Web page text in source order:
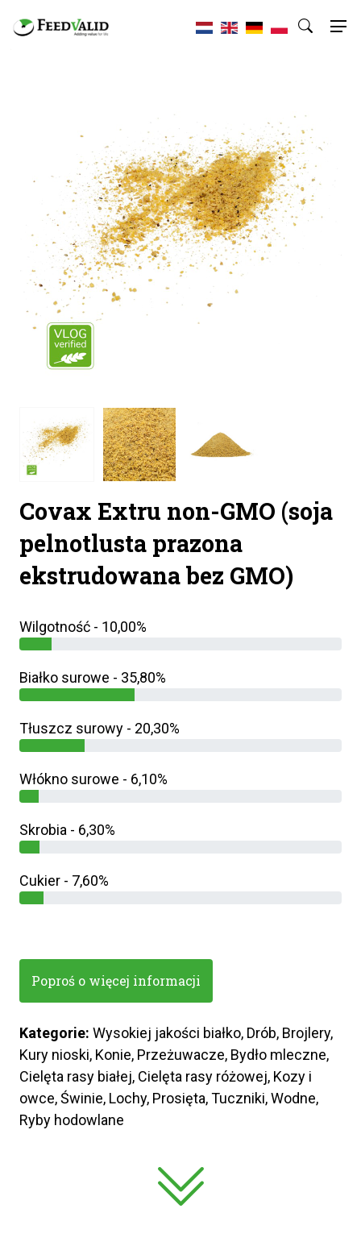
Covax Extru non-GMO (soja
pelnotlusta prazona
ekstrudowana bez GMO)
Wilgotność - 10,00%
Białko surowe - 35,80%
Tłuszcz surowy - 20,30%
Włókno surowe - 6,10%
Skrobia - 6,30%
Cukier - 7,60%
Poproś o więcej informacji
Kategorie: Wysokiej jakości białko, Drób, Brojlery,
Kury nioski, Konie, Przeżuwacze, Bydło mleczne,
Cielęta rasy białej, Cielęta rasy różowej, Kozy i
owce, Świnie, Lochy, Prosięta, Tuczniki, Wodne,
Ryby hodowlane